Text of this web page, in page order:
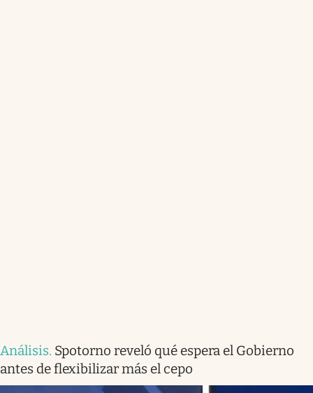
Análisis. Spotorno reveló qué espera el Gobierno
antes de flexibilizar más el cepo